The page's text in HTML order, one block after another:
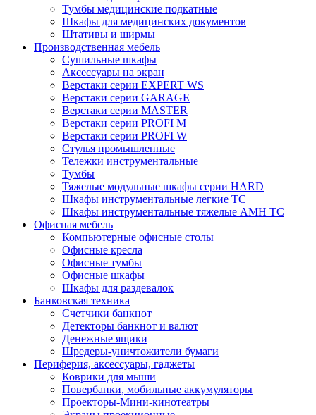
Тумбы медицинские подкатные
Шкафы для медицинских документов
Штативы и ширмы
Производственная мебель
Cушильные шкафы
Аксессуары на экран
Верстаки серии EXPERT WS
Верстаки серии GARAGE
Верстаки серии MASTER
Верстаки серии PROFI M
Верстаки серии PROFI W
Стулья промышленные
Тележки инструментальные
Тумбы
Тяжелые модульные шкафы серии HARD
Шкафы инструментальные легкие ТС
Шкафы инструментальные тяжелые AMH TC
Офисная мебель
Компьютерные офисные столы
Офисные кресла
Офисные тумбы
Офисные шкафы
Шкафы для раздевалок
Банковская техника
Счетчики банкнот
Детекторы банкнот и валют
Денежные ящики
Шредеры-уничтожители бумаги
Периферия, аксессуары, гаджеты
Коврики для мыши
Повербанки, мобильные аккумуляторы
Проекторы-Мини-кинотеатры